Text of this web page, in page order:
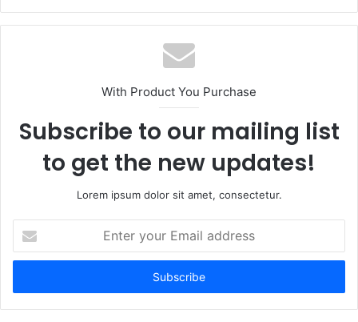
With Product You Purchase
Subscribe to our mailing list
to get the new updates!
Lorem ipsum dolor sit amet, consectetur.
your
Email